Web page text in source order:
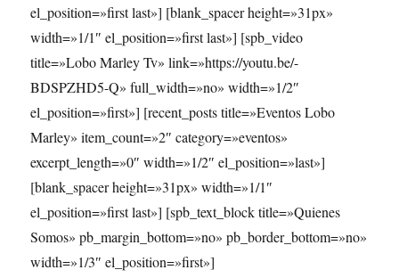
el_position=»first last»] [blank_spacer height=»31px»
width=»1/1″ el_position=»first last»] [spb_video
title=»Lobo Marley Tv» link=»https://youtu.be/-
BDSPZHD5-Q» full_width=»no» width=»1/2″
el_position=»first»] [recent_posts title=»Eventos Lobo
Marley» item_count=»2″ category=»eventos»
excerpt_length=»0″ width=»1/2″ el_position=»last»]
[blank_spacer height=»31px» width=»1/1″
el_position=»first last»] [spb_text_block title=»Quienes
Somos» pb_margin_bottom=»no» pb_border_bottom=»no»
width=»1/3″ el_position=»first»]